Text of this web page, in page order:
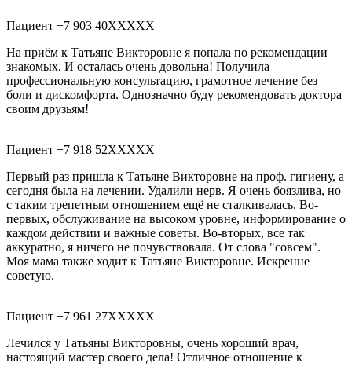
Пациент +7 903 40XXXXX
На приём к Татьяне Викторовне я попала по рекомендации
знакомых. И осталась очень довольна! Получила
профессиональную консультацию, грамотное лечение без
боли и дискомфорта. Однозначно буду рекомендовать доктора
своим друзьям!
Пациент +7 918 52XXXXX
Первый раз пришла к Татьяне Викторовне на проф. гигиену, а
сегодня была на лечении. Удалили нерв. Я очень боязлива, но
с таким трепетным отношением ещё не сталкивалась. Во-
первых, обслуживание на высоком уровне, информирование о
каждом действии и важные советы. Во-вторых, все так
аккуратно, я ничего не почувствовала. От слова "совсем".
Моя мама также ходит к Татьяне Викторовне. Искренне
советую.
Пациент +7 961 27XXXXX
Лечился у Татьяны Викторовны, очень хороший врач,
настоящий мастер своего дела! Отличное отношение к